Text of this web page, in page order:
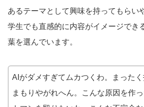
あるテーマとして興味を持ってもらい
学生でも直感的に内容がイメージでき
葉を選んでいます。
AIがダメすぎてムカつくわ。まった
まもりやがれへん。こんな原因を作